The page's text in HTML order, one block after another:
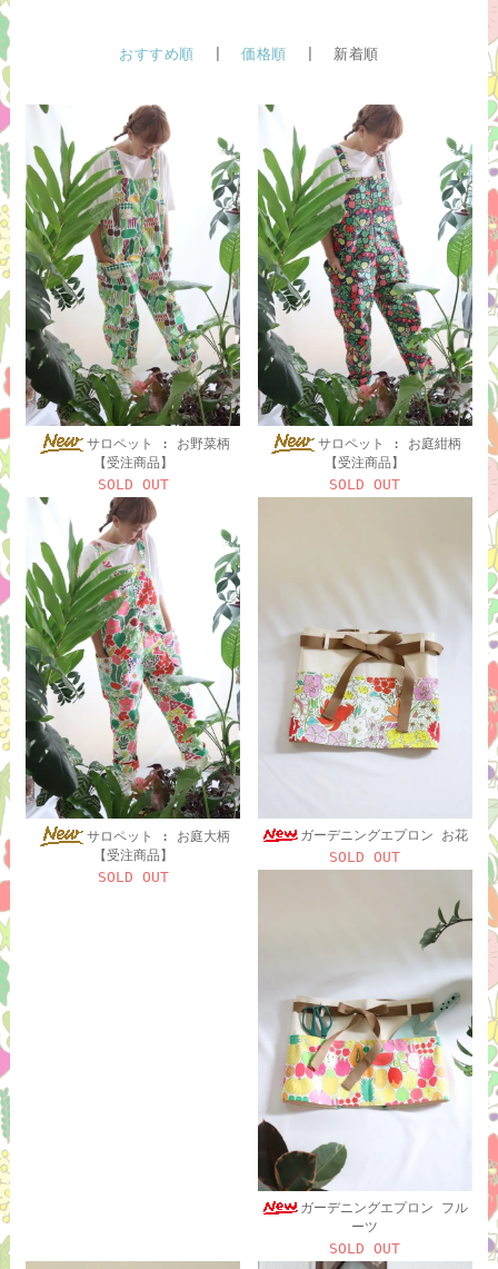
おすすめ順 |価格順 | 新着順
サロペット : お野菜柄
【受注商品】
SOLD OUT
サロペット : お庭紺柄
【受注商品】
SOLD OUT
サロペット : お庭大柄
【受注商品】
SOLD OUT
ガーデニングエプロン お花
SOLD OUT
ガーデニングエプロン フル
ーツ
SOLD OUT